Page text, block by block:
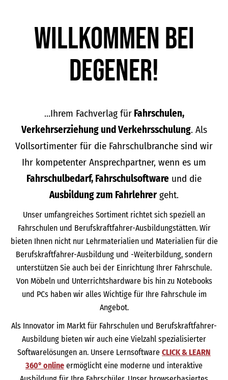
Willkommen bei
DEGENER!
…Ihrem Fachverlag fürFahrschulen,
Verkehrserziehung und Verkehrsschulung. Als
Vollsortimenter für die Fahrschulbranche sind wir
Ihr kompetenter Ansprechpartner, wenn es um
Fahrschulbedarf, Fahrschulsoftware und die
Ausbildung zum Fahrlehrer geht.
Unser umfangreiches Sortiment richtet sich speziell an
Fahrschulen und Berufskraftfahrer-Ausbildungstätten. Wir
bieten Ihnen nicht nur Lehrmaterialien und Materialien für die
Berufskraftfahrer-Ausbildung und -Weiterbildung, sondern
unterstützen Sie auch bei der Einrichtung Ihrer Fahrschule.
Von Möbeln und Unterrichtshardware bis hin zu Notebooks
und PCs haben wir alles Wichtige für Ihre Fahrschule im
Angebot.
Als Innovator im Markt für Fahrschulen und Berufskraftfahrer-
Ausbildung bieten wir auch eine Vielzahl spezialisierter
Softwarelösungen an. Unsere Lernsoftware CLICK & LEARN
360° online ermöglicht eine moderne und interaktive